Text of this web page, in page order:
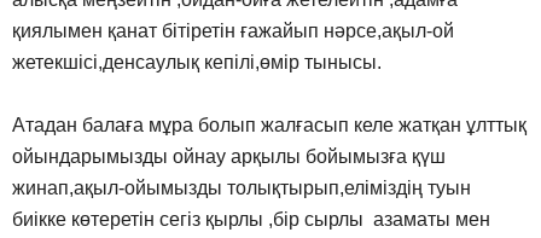
қиялымен қанат бітіретін ғажайып нәрсе,ақыл-ой
жетекшісі,денсаулық кепілі,өмір тынысы.
Атадан балаға мұра болып жалғасып келе жатқан ұлттық
ойындарымызды ойнау арқылы бойымызға қүш
жинап,ақыл-ойымызды толықтырып,еліміздің туын
биікке көтеретін сегіз қырлы ,бір сырлы азаматы мен